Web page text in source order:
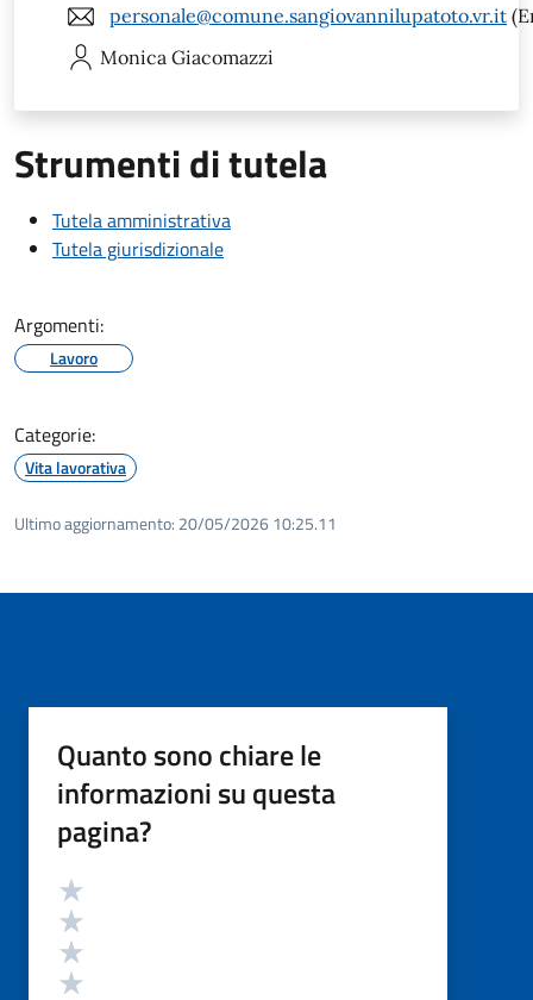
personale@comune.sangiovannilupatoto.vr.it
Monica Giacomazzi
Strumenti di tutela
Tutela amministrativa
Tutela giurisdizionale
Argomenti:
Lavoro
Categorie:
Vita lavorativa
Ultimo aggiornamento: 20/05/2026 10:25.11
Quanto sono chiare le
informazioni su questa
pagina?
Valutazione